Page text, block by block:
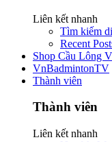
Liên kết nhanh
Tìm kiếm
Recent
Shop Cầu Lông
VnBadmintonTV
Thành viên
Thành viên
Liên kết nhanh